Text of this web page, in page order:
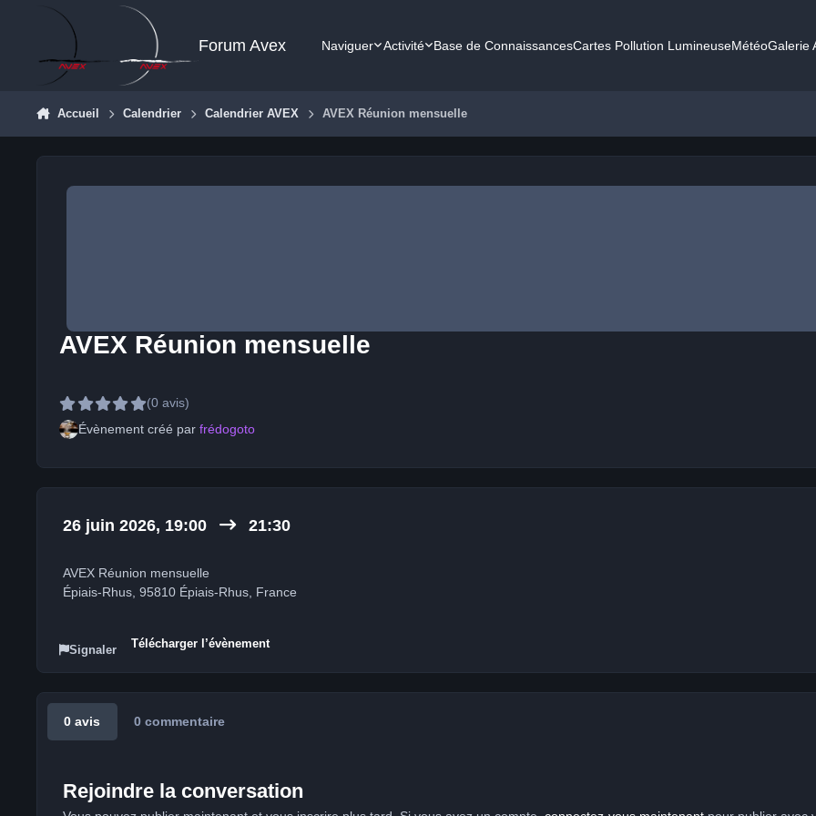
Aller au contenu
Forum Avex Naviguer Activité Base de ConnaissancesCartes Pollution LumineuseMétéoGalerie
Accueil Calendrier Calendrier AVEX AVEX Réunion mensuelle
AVEX Réunion mensuelle
(0 avis)
Évènement créé par frédogoto
26 juin 2026, 19:00 21:30
AVEX Réunion mensuelle
Épiais-Rhus, 95810 Épiais-Rhus, France
Signaler Télécharger l’évènement
0 avis 0 commentaire
Rejoindre la conversation